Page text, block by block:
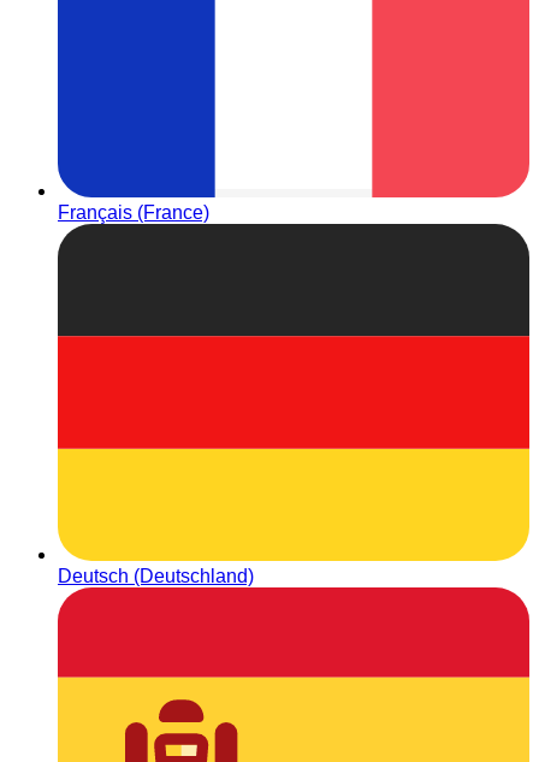
Français (France)
Deutsch (Deutschland)